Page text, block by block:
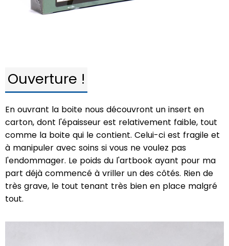
Ouverture !
En ouvrant la boite nous découvront un insert en
carton, dont l'épaisseur est relativement faible, tout
comme la boite qui le contient. Celui-ci est fragile et
à manipuler avec soins si vous ne voulez pas
l'endommager. Le poids du l'artbook ayant pour ma
part déjà commencé à vriller un des côtés. Rien de
très grave, le tout tenant très bien en place malgré
tout.